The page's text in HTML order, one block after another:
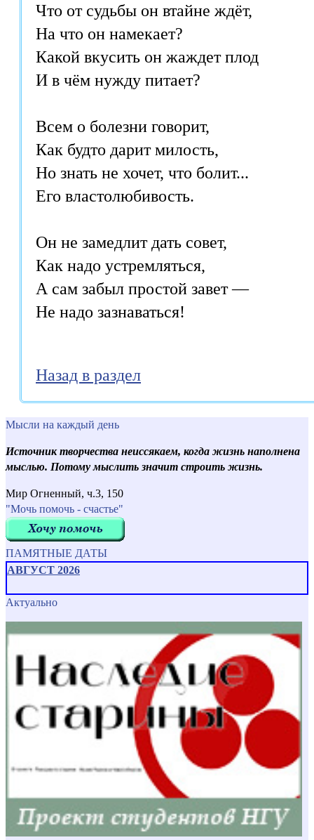
Что от судьбы он втайне ждёт,
На что он намекает?
Какой вкусить он жаждет плод
И в чём нужду питает?
Всем о болезни говорит,
Как будто дарит милость,
Но знать не хочет, что болит...
Его властолюбивость.
Он не замедлит дать совет,
Как надо устремляться,
А сам забыл простой завет —
Назад в раздел
Мысли на каждый день
Источник творчества неиссякаем, когда жизнь наполнена
мыслью. Потому мыслить значит строить жизнь.
Мир Огненный, ч.3, 150
"Мочь помочь - счастье"
ПАМЯТНЫЕ ДАТЫ
АВГУСТ 2026
Актуально